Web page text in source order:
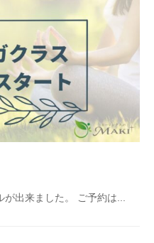
出来ました。 ご予約は...